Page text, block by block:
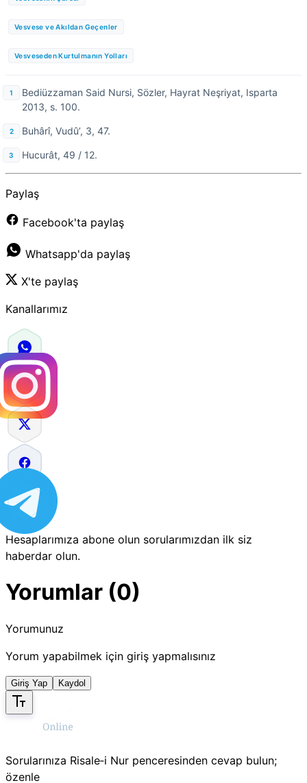
Vesvese ve Akıldan Geçenler
Vesveseden Kurtulmanın Yolları
Bediüzzaman Said Nursi, Sözler, Hayrat Neşriyat, Isparta
2013, s. 100.
Buhârî, Vudû’, 3, 47.
Hucurât, 49 / 12.
Paylaş
Facebook'ta paylaş
Whatsapp'da paylaş
X'te paylaş
Kanallarımız
Hesaplarımıza abone olun sorularımızdan ilk siz
haberdar olun.
Yorumlar (0)
Yorumunuz
Yorum yapabilmek için giriş yapmalısınız
Giriş Yap Kaydol
Sorularınıza Risale‑i Nur penceresinden cevap bulun;
özenle